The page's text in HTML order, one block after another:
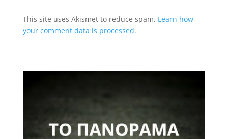
This site uses Akismet to reduce spam. Learn how
your comment data is processed.